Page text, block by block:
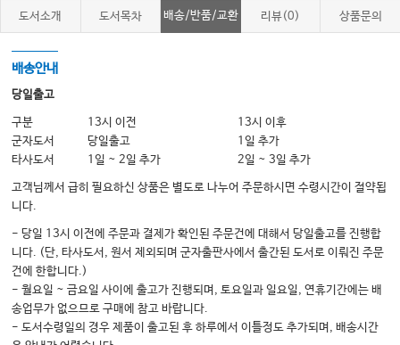
13. 루키즘 시대, 눈에 보이는 이미지를 놓치지 말라. 114
15. 병원 위치와 환자에게 맞는 설득 커뮤니케이션 기법 129
16. 클레임에는 긍정적으로 대응한다. 137
17. 까다로운 유형의 환자를 대하는, 효과적인 커뮤니케이션 방법
신문기사 4 154
18. 논리적 말하기 상황에 맞게 이야기 전개 스타일을 정해라. 171
19. 성의 있는 대답만이 의사의 진심을 전한다. 즉각적으로 대답하기! 179
20. 병원의 분위기는 의사가 좌우한다. 칭찬은 사소한 것에서부터 187
21. 환자에게 베풀어라. 서비스가 대세다. 195
22. 병원도 브랜드다. 의사의 퍼스널 브랜드를 찾아 경쟁력을 갖자! 203
23. 인생의 오아시스/성공 마인드/회두청산 행복은 전염된다. 209
도서소개 도서목차 배송/반품/교환 리뷰(0) 상품문의
배송안내
당일출고
구분 13시 이전
13시 이후
군자도서
당일출고
1일 추가
타사도서
1일 ~ 2일 추가 2일 ~ 3일 추가
고객님께서 급히 필요하신 상품은 별도로 나누어 주문하시면 수령시간이 절약됩
니다.
- 당일 13시 이전에 주문과 결제가 확인된 주문건에 대해서 당일출고를 진행합
니다. (단, 타사도서, 원서 제외되며 군자출판사에서 출간된 도서로 이뤄진 주문
건에 한합니다.)
- 월요일 ~ 금요일 사이에 출고가 진행되며, 토요일과 일요일, 연휴기간에는 배
송업무가 없으므로 구매에 참고 바랍니다.
- 도서수령일의 경우 제품이 출고된 후 하루에서 이틀정도 추가되며, 배송시간